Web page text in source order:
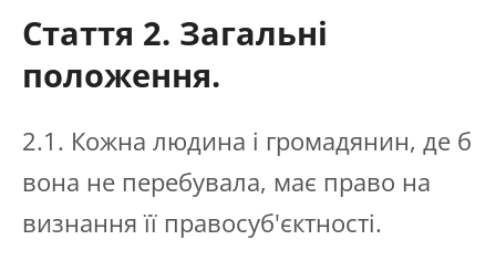
Стаття 2. Загальні
положення.
2.1. Кожна людина і громадянин, де б
вона не перебувала, має право на
визнання її правосуб'єктності.